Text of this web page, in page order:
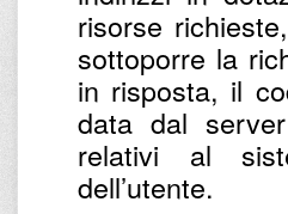
risorse
sottoporre la
in risposta, il
data dal
relativi al
dell’utente.